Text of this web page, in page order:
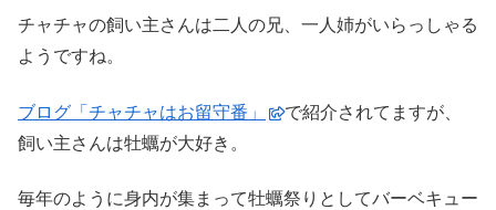
チャチャの飼い主さんは二人の兄、一人姉がいらっしゃる
ようですね。
ブログ「チャチャはお留守番」
で紹介されてますが、
飼い主さんは牡蠣が大好き。
毎年のように身内が集まって牡蠣祭りとしてバーベキュー